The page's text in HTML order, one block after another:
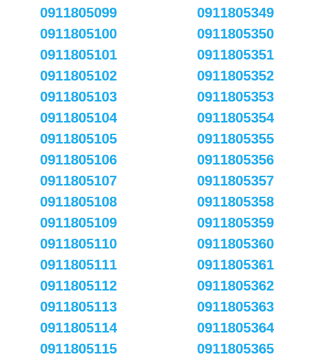
0911805099
0911805100
0911805101
0911805102
0911805103
0911805104
0911805105
0911805106
0911805107
0911805108
0911805109
0911805110
0911805111
0911805112
0911805113
0911805114
0911805115
0911805349
0911805350
0911805351
0911805352
0911805353
0911805354
0911805355
0911805356
0911805357
0911805358
0911805359
0911805360
0911805361
0911805362
0911805363
0911805364
0911805365